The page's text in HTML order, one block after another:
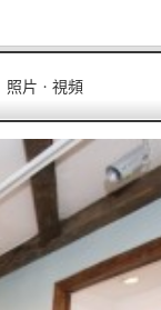
照片ㆍ視頻